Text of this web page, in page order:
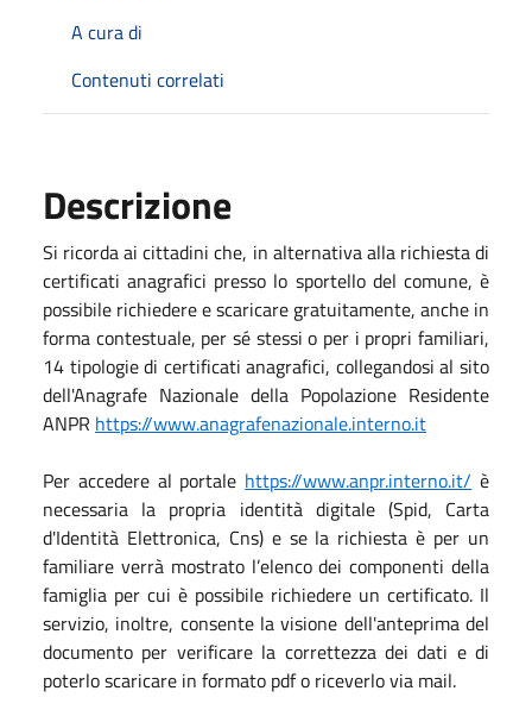
A cura di
Contenuti correlati
Descrizione
Si ricorda ai cittadini che, in alternativa alla richiesta di
certificati anagrafici presso lo sportello del comune, è
possibile richiedere e scaricare gratuitamente, anche in
forma contestuale, per sé stessi o per i propri familiari,
14 tipologie di certificati anagrafici, collegandosi al sito
dell'Anagrafe Nazionale della Popolazione Residente
ANPR https://www.anagrafenazionale.interno.it
Per accedere al portale https://www.anpr.interno.it/ è
necessaria la propria identità digitale (Spid, Carta
d'Identità Elettronica, Cns) e se la richiesta è per un
familiare verrà mostrato l’elenco dei componenti della
famiglia per cui è possibile richiedere un certificato. Il
servizio, inoltre, consente la visione dell'anteprima del
documento per verificare la correttezza dei dati e di
poterlo scaricare in formato pdf o riceverlo via mail.